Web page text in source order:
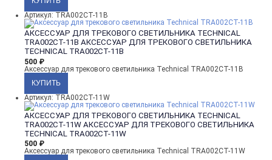
Артикул: TRA002CT-11B
АКСЕССУАР ДЛЯ ТРЕКОВОГО СВЕТИЛЬНИКА TECHNICAL
TRA002CT-11B АКСЕССУАР ДЛЯ ТРЕКОВОГО СВЕТИЛЬНИКА
TECHNICAL TRA002CT-11B
500 ₽
Аксессуар для трекового светильника Technical TRA002CT-11B
Артикул: TRA002CT-11W
АКСЕССУАР ДЛЯ ТРЕКОВОГО СВЕТИЛЬНИКА TECHNICAL
TRA002CT-11W АКСЕССУАР ДЛЯ ТРЕКОВОГО СВЕТИЛЬНИКА
TECHNICAL TRA002CT-11W
500 ₽
Аксессуар для трекового светильника Technical TRA002CT-11W